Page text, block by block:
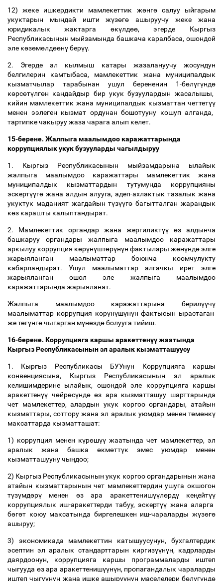
12) жеке ишкердикти мамлекеттик жөнгөсалуу ыйгарым
укуктарын мындай ишти жүзөгө ашыруучу жеке жана
юридикалык жактарга өкүлдөө, эгерде Кыргыз
Республикасынын мыйзамында башкача каралбаса, ошондой
эле көзөмөлдөөнүберүү.
2. Эгерде ал кылмыш катары жазалануучу жосундун
белгилерин камтыбаса, мамлекеттик жана муниципалдык
кызматчылар тарабынан ушул берененин 1-бөлүгүндө
көрсөтүлгөн кандайдыр бир укук бузуулардын жасалышы,
кийин мамлекеттик жана муниципалдык кызматтан четтетүү
менен ээлеген кызмат ордунан бошотууну кошуп алганда,
тартипке чакыруу жаза чарага алып келет.
15-берене. Жалпыга маалымдоо каражаттарында
коррупциялык укук бузууларды чагылдыруу
1. Кыргыз Республикасынын мыйзамдарына ылайык
жалпыга маалымдоо каражаттары мамлекеттик жана
муниципалдык кызматтардын тутумунда коррупцияны
эскертүүгө жана алдын алууга, адеп-ахлактык тазалык жана
укуктук маданият жагдайын түзүүгө багытталган жарандык
көз карашты калыптандырат.
2. Мамлекеттик органдар жана жергиликтүү өз алдынча
башкаруу органдары жалпыга маалымдоо каражаттары
аркылуу коррупция көрүнүштөрүнүн фактылары жөнүндөэлге
жарыяланган маалыматтар боюнча коомчулукту
кабарландырат. Ушул маалыматтар алгачкы ирет элге
жарыяланган ошол эле жалпыга маалымдоо
каражаттарында жарыяланат.
Жалпыга маалымдоо каражаттарына берилүүчү
маалыматтар коррупция көрүнүшүнүн фактысын ырастаган
же төгүнгөчыгарган мүнөздөболууга тийиш.
16-берене. Коррупцияга каршы аракеттенүүжаатында
Кыргыз Республикасынын эл аралык кызматташуусу
1. Кыргыз Республикасы БУУнун Коррупцияга каршы
конвенциясына, Кыргыз Республикасынын эл аралык
келишимдерине ылайык, ошондой эле коррупцияга каршы
аракеттенүү чөйрөсүндө өз ара кызматташуу шарттарында
чет мамлекеттер, алардын укук коргоо органдары, атайын
кызматтары, соттору жана эл аралык уюмдар менен төмөнкү
максаттарда кызматташат:
1) коррупция менен күрөшүү жаатында чет мамлекеттер, эл
аралык жана башка өкмөттүк эмес уюмдар менен
кызматташууну чыңдоо;
2) Кыргыз Республикасынын укук коргоо органдарынын жана
атайын кызматтарынын чет мамлекеттердин ушуга окшогон
түзүмдөрү менен өз ара аракеттенишүүлөрдүкеңейтүү
коррупциялык иш-аракеттерди табуу, эскертүү жана аларга
бөгөт коюу максатында биргелешкен иш-чараларды жүзөгө
ашыруу;
3) экономикада мамлекеттин катышуусунун, бухгалтердик
эсептин эл аралык стандарттарын киргизүүнүн, кадрларды
даярдоонун, коррупцияга каршы программаларды иштеп
чыгууда өз ара аракеттенишүүнүн, пропагандалык чараларды
иштеп чыгуунун жана ишке ашыруунун маселелери бөлүгүндө